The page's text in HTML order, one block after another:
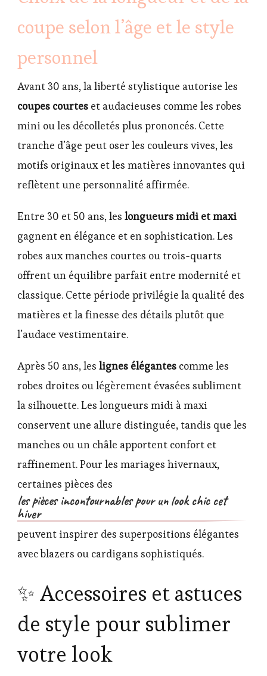
coupe selon l’âge et le style
personnel
Avant 30 ans, la liberté stylistique autorise les
coupes courtes et audacieuses comme les robes
mini ou les décolletés plus prononcés. Cette
tranche d’âge peut oser les couleurs vives, les
motifs originaux et les matières innovantes qui
reflètent une personnalité affirmée.
Entre 30 et 50 ans, les longueurs midi et maxi
gagnent en élégance et en sophistication. Les
robes aux manches courtes ou trois-quarts
offrent un équilibre parfait entre modernité et
classique. Cette période privilégie la qualité des
matières et la finesse des détails plutôt que
l’audace vestimentaire.
Après 50 ans, les lignes élégantes comme les
robes droites ou légèrement évasées subliment
la silhouette. Les longueurs midi à maxi
conservent une allure distinguée, tandis que les
manches ou un châle apportent confort et
raffinement. Pour les mariages hivernaux,
certaines pièces des
les pièces incontournables pour un look chic cet
hiver
peuvent inspirer des superpositions élégantes
avec blazers ou cardigans sophistiqués.
✨ Accessoires et astuces
de style pour sublimer
votre look